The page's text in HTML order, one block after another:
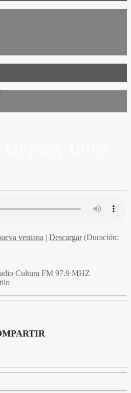
ventana | Descargar(Duración:
Cultura FM 97.9 MHZ